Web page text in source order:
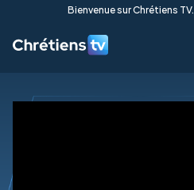
Bienvenue sur Chrétiens TV.